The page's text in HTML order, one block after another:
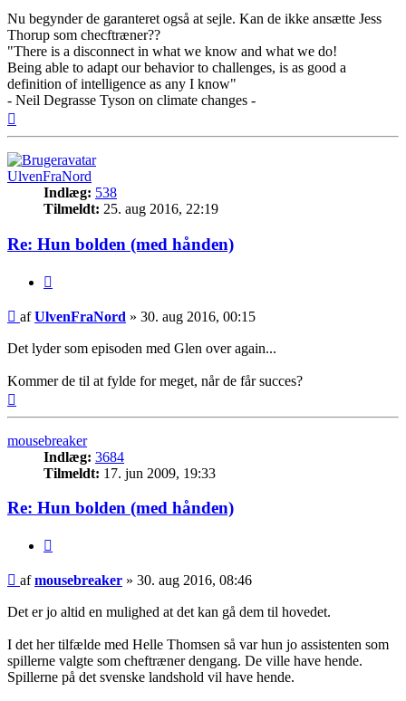
Nu begynder de garanteret også at sejle. Kan de ikke ansætte Jess
Thorup som checftræner??
"There is a disconnect in what we know and what we do!
Being able to adapt our behavior to challenges, is as good a
definition of intelligence as any I know"
- Neil Degrasse Tyson on climate changes -
UlvenFraNord
Indlæg: 538
Tilmeldt: 25. aug 2016, 22:19
Re: Hun bolden (med hånden)
Indlæg
afUlvenFraNord » 30. aug 2016, 00:15
Det lyder som episoden med Glen over again...
Kommer de til at fylde for meget, når de får succes?
mousebreaker
Indlæg: 3684
Tilmeldt: 17. jun 2009, 19:33
Re: Hun bolden (med hånden)
Indlæg
afmousebreaker » 30. aug 2016, 08:46
Det er jo altid en mulighed at det kan gå dem til hovedet.
I det her tilfælde med Helle Thomsen så var hun jo assistenten som
spillerne valgte som cheftræner dengang. De ville have hende.
Spillerne på det svenske landshold vil have hende.